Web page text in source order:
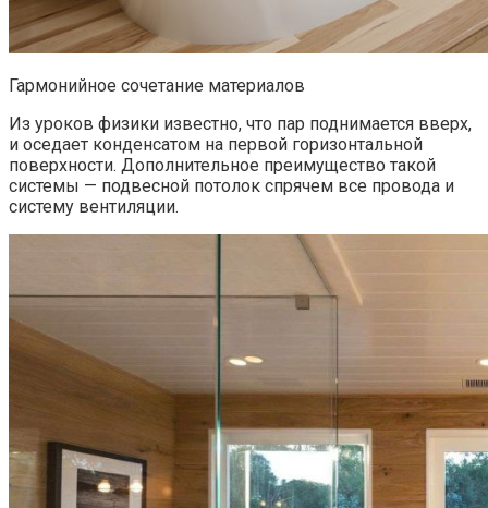
Гармонийное сочетание материалов
Из уроков физики известно, что пар поднимается вверх,
и оседает конденсатом на первой горизонтальной
поверхности. Дополнительное преимущество такой
системы — подвесной потолок спрячем все провода и
систему вентиляции.